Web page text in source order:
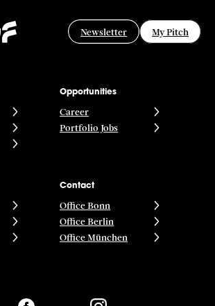
Newsletter My Pitch
Opportunities
Career
Portfolio Jobs
Contact
Office Bonn
Office Berlin
Office München